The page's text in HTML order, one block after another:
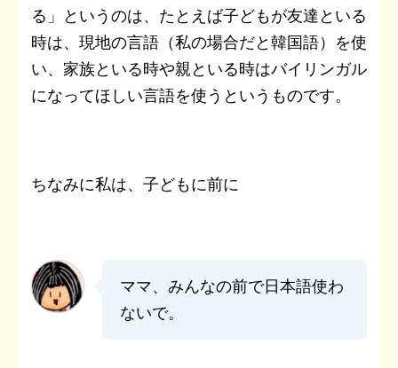
る」というのは、たとえば子どもが友達といる
時は、現地の言語（私の場合だと韓国語）を使
い、家族といる時や親といる時はバイリンガル
になってほしい言語を使うというものです。
ちなみに私は、子どもに前に
ママ、みんなの前で日本語使わ
ないで。